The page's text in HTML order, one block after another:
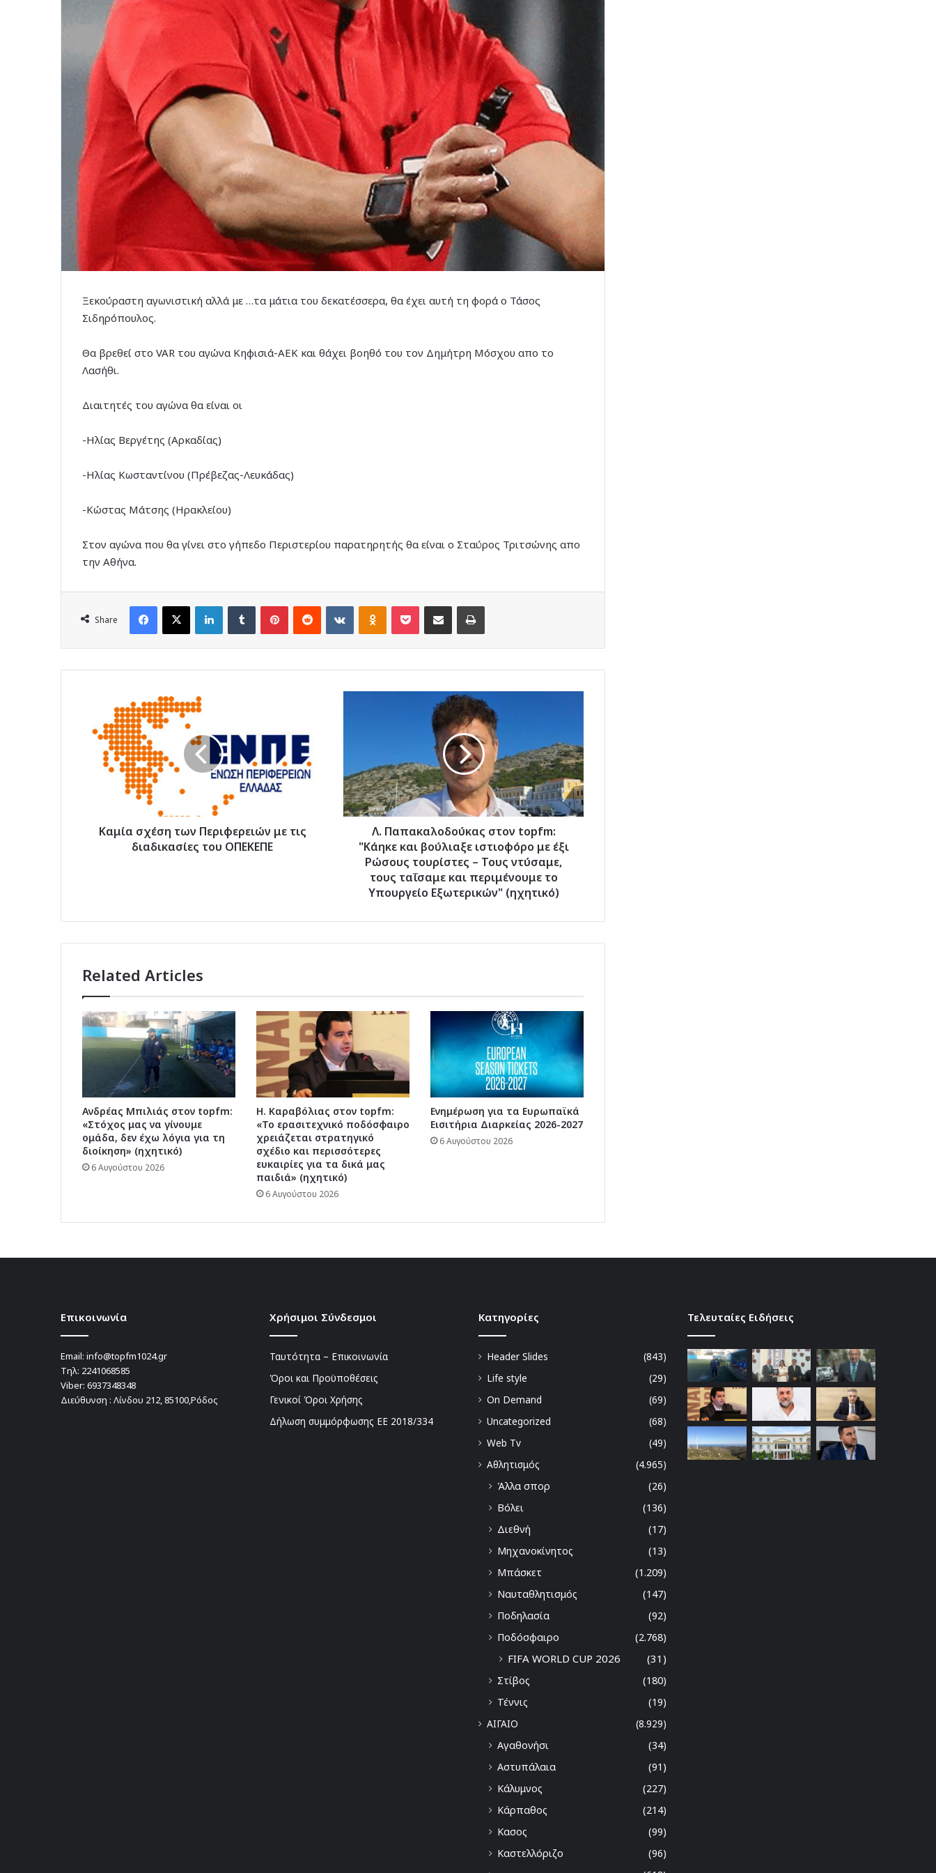
Ξεκούραστη αγωνιστική αλλά με …τα μάτια του δεκατέσσερα, θα έχει αυτή τη φορά ο Τάσος
Σιδηρόπουλος.
Θα βρεθεί στο VAR του αγώνα Κηφισιά-ΑΕΚ και θάχει βοηθό του τον Δημήτρη Μόσχου απο το
Λασήθι.
Διαιτητές του αγώνα θα είναι οι
-Ηλίας Βεργέτης (Αρκαδίας)
-Ηλίας Κωσταντίνου (Πρέβεζας-Λευκάδας)
-Κώστας Μάτσης (Ηρακλείου)
Στον αγώνα που θα γίνει στο γήπεδο Περιστερίου παρατηρητής θα είναι ο Σταύρος Τριτσώνης απο
την Αθήνα.
Share
Facebook
X LinkedInTumblr PinterestReddit VKontakteOdnoklassniki
Pocket Share via Email Print
των
Περιφερειών
διαδικασίες
Καμία σχέση των Περιφερειών με τις
διαδικασίες του ΟΠΕΚΕΠΕ
και
βούλιαξε
ιστιοφόρο
με
Ρώσους
τουρίστες
και
(ηχητικό)
Λ. Παπακαλοδούκας στον topfm:
"Κάηκε και βούλιαξε ιστιοφόρο με έξι
Ρώσους τουρίστες – Τους ντύσαμε,
τους ταΐσαμε και περιμένουμε το
Υπουργείο Εξωτερικών" (ηχητικό)
Related Articles
Ανδρέας Μπιλιάς στον topfm:
«Στόχος μας να γίνουμε
ομάδα, δεν έχω λόγια για τη
διοίκηση» (ηχητικό)
6 Αυγούστου 2026
Η. Καραβόλιας στον topfm:
«Το ερασιτεχνικό ποδόσφαιρο
χρειάζεται στρατηγικό
σχέδιο και περισσότερες
ευκαιρίες για τα δικά μας
παιδιά» (ηχητικό)
6 Αυγούστου 2026
Ενημέρωση για τα Ευρωπαϊκά
Εισιτήρια Διαρκείας 2026-2027
6 Αυγούστου 2026
Επικοινωνία
Email: info@topfm1024.gr
Τηλ: 2241068585
Viber: 6937348348
Διεύθυνση : Λίνδου 212, 85100,Ρόδος
Χρήσιμοι Σύνδεσμοι
Ταυτότητα – Επικοινωνία
Όροι και Προϋποθέσεις
Γενικοί Όροι Χρήσης
Δήλωση συμμόρφωσης ΕΕ 2018/334
Kατηγορίες
Header Slides
(843)
Life style
(29)
On Demand
(69)
Uncategorized
(68)
Web Tv
(49)
Αθλητισμός
(4.965)
Άλλα σπορ
(26)
Βόλει
(136)
Διεθνή
(17)
Μηχανοκίνητος
(13)
Μπάσκετ
(1.209)
Ναυταθλητισμός
(147)
Ποδηλασία
(92)
Ποδόσφαιρο
(2.768)
FIFA WORLD CUP 2026 (31)
Στίβος
(180)
Τέννις
(19)
ΑΙΓΑΙΟ
(8.929)
Αγαθονήσι
(34)
Αστυπάλαια
(91)
Κάλυμνος
(227)
Κάρπαθος
(214)
Κασος
(99)
Καστελλόριζο
(96)
Τελευταίες Ειδήσεις